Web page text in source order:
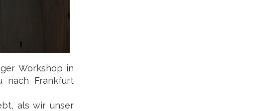
Workshop in
nach Frankfurt
als wir unser